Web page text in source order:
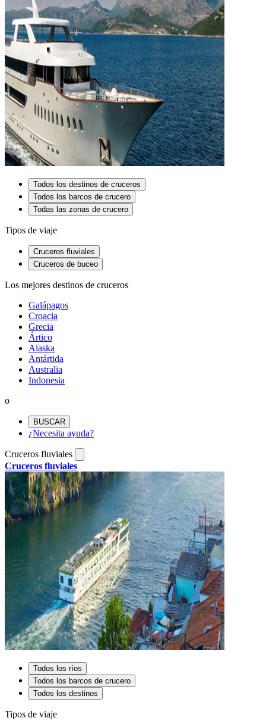
Todos los destinos de cruceros
Todos los barcos de crucero
Todas las zonas de crucero
Tipos de viaje
Cruceros fluviales
Cruceros de buceo
Los mejores destinos de cruceros
Galápagos
Croacia
Grecia
Ártico
Alaska
Antártida
Australia
Indonesia
o
BUSCAR
¿Necesita ayuda?
Cruceros fluviales
Cruceros fluviales
Todos los ríos
Todos los barcos de crucero
Todos los destinos
Tipos de viaje